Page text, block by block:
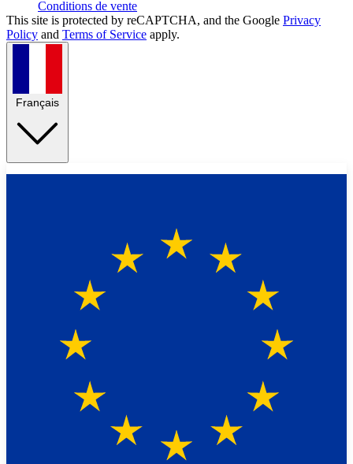
Conditions de vente
This site is protected by reCAPTCHA, and the Google Privacy
Policy and Terms of Service apply.
Français